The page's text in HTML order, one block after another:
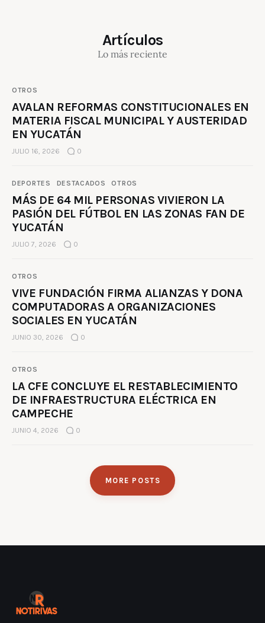
Artículos
Lo más reciente
OTROS
AVALAN REFORMAS CONSTITUCIONALES EN
MATERIA FISCAL MUNICIPAL Y AUSTERIDAD
EN YUCATÁN
JULIO 16, 2026 0
DEPORTES DESTACADOS OTROS
MÁS DE 64 MIL PERSONAS VIVIERON LA
PASIÓN DEL FÚTBOL EN LAS ZONAS FAN DE
YUCATÁN
JULIO 7, 2026 0
OTROS
VIVE FUNDACIÓN FIRMA ALIANZAS Y DONA
COMPUTADORAS A ORGANIZACIONES
SOCIALES EN YUCATÁN
JUNIO 30, 2026 0
OTROS
LA CFE CONCLUYE EL RESTABLECIMIENTO
DE INFRAESTRUCTURA ELÉCTRICA EN
CAMPECHE
JUNIO 4, 2026 0
MORE POSTS